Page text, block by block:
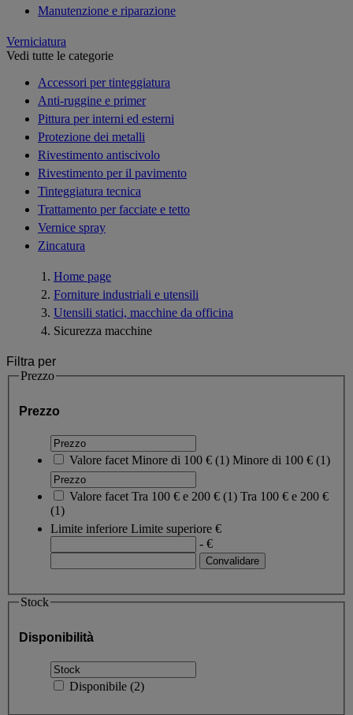
Manutenzione e riparazione
Verniciatura
Vedi tutte le categorie
Accessori per tinteggiatura
Anti-ruggine e primer
Pittura per interni ed esterni
Protezione dei metalli
Rivestimento antiscivolo
Rivestimento per il pavimento
Tinteggiatura tecnica
Trattamento per facciate e tetto
Vernice spray
Zincatura
Home page
Forniture industriali e utensili
Utensili statici, macchine da officina
Sicurezza macchine
Filtra per
Prezzo
Prezzo
Valore facet Minore di 100 € (1) Minore di 100 € (1)
Valore facet Tra 100 € e 200 € (1) Tra 100 € e 200 €
(1)
Limite inferiore Limite superiore €
- €
Stock
Disponibilità
Disponibile (2)